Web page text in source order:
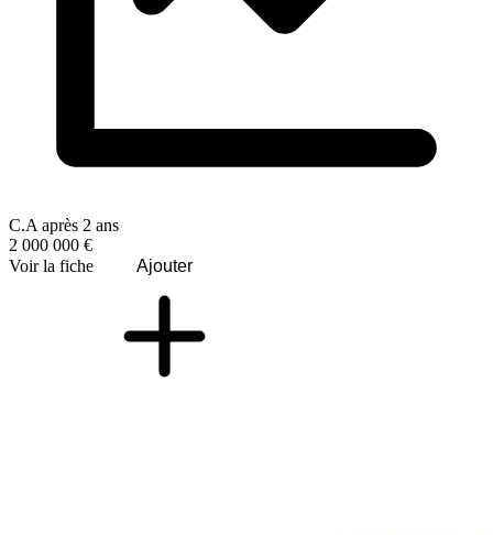
C.A après 2 ans
2 000 000 €
Voir la fiche
Ajouter